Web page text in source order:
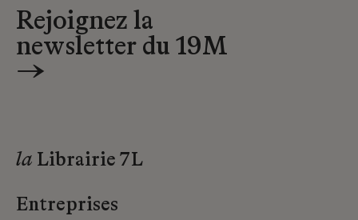
Rejoignez la
newsletter du 19M
→
la Librairie 7L
Entreprises